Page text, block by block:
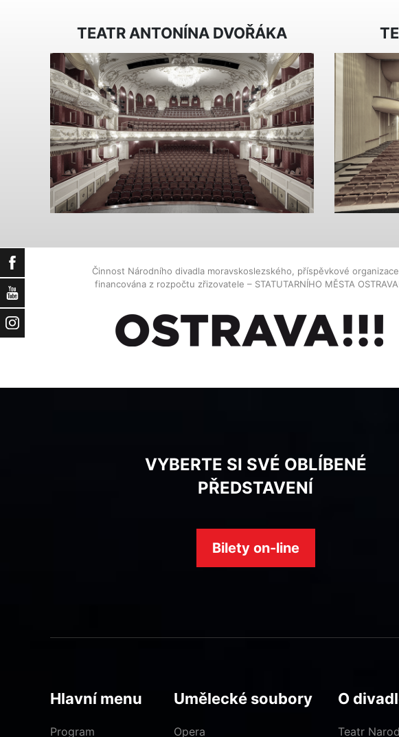
Facebook
YouTube
Instagram
TEATR ANTONÍNA DVOŘÁKA
Činnost Národního divadla moravskoslezského, příspěvkové
financována z rozpočtu zřizovatele – STATUTARNÍHO MĚSTA
VYBERTE SI SVÉ OBLÍBENÉ
PŘEDSTAVENÍ
Bilety on-line
Hlavní menu
Program
Umělecké soubory
Opera
O
Teatr